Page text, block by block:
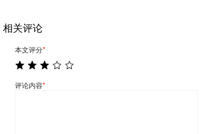
相关评论
本文评分*
评论内容*